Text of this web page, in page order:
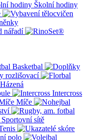
Školní hodiny
nářadí
Basketbal
rozlišovací
Házená
Intercross
Míče
Sportovní sítě
polo